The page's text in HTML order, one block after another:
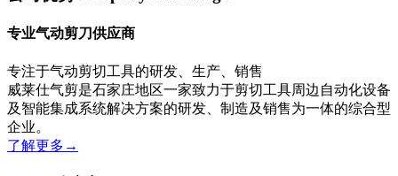
专业气动剪刀供应商
专注于气动剪切工具的研发、生产、销售
威莱仕气剪是石家庄地区一家致力于剪切工具周边自动化设备
及智能集成系统解决方案的研发、制造及销售为一体的综合型
企业。
了解更多 →